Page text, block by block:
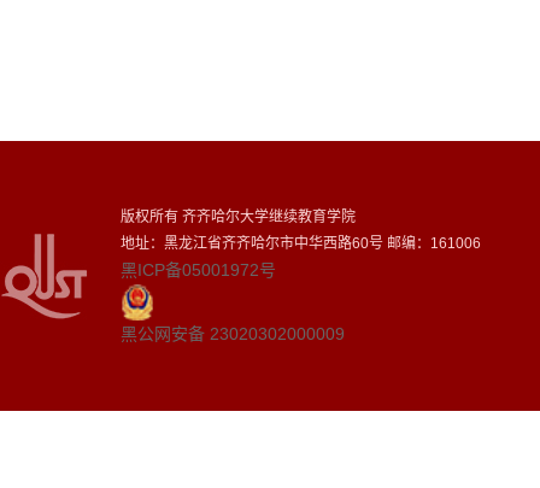
版权所有 齐齐哈尔大学继续教育学院
地址：黑龙江省齐齐哈尔市中华西路60号 邮编：161006
黑ICP备05001972号
黑公网安备 23020302000009